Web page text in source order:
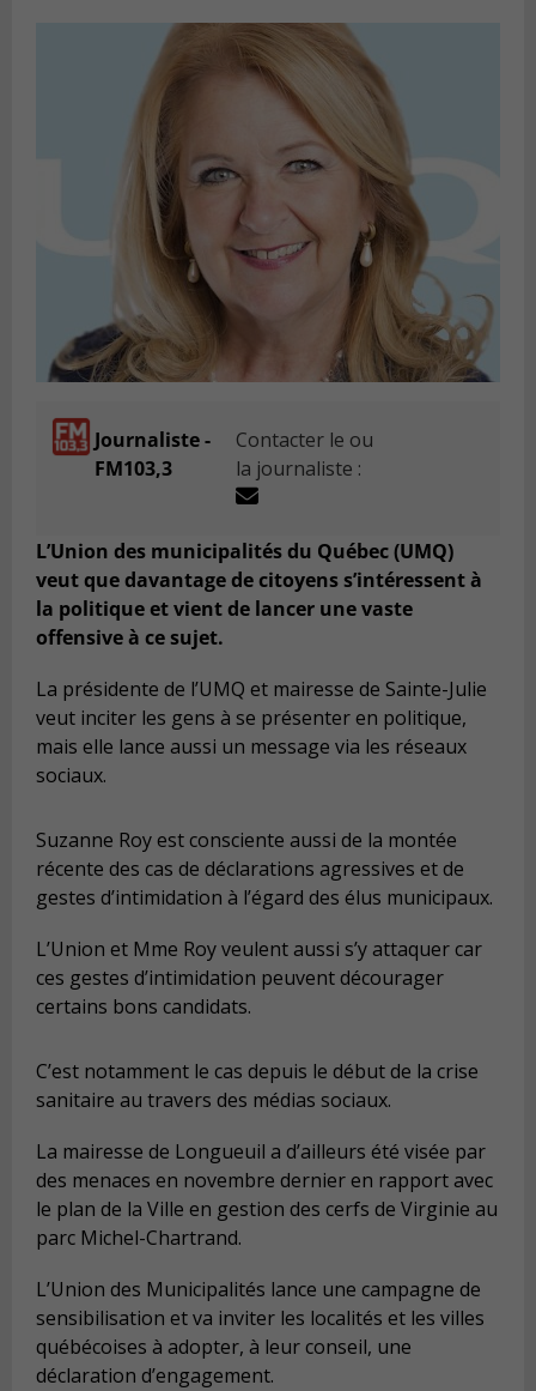
Journaliste -
FM103,3
Contacter le ou
la journaliste :
L’Union des municipalités du Québec (UMQ)
veut que davantage de citoyens s’intéressent à
la politique et vient de lancer une vaste
offensive à ce sujet.
La présidente de l’UMQ et mairesse de Sainte-Julie
veut inciter les gens à se présenter en politique,
mais elle lance aussi un message via les réseaux
sociaux.
Suzanne Roy est consciente aussi de la montée
récente des cas de déclarations agressives et de
gestes d’intimidation à l’égard des élus municipaux.
L’Union et Mme Roy veulent aussi s’y attaquer car
ces gestes d’intimidation peuvent décourager
certains bons candidats.
C’est notamment le cas depuis le début de la crise
sanitaire au travers des médias sociaux.
La mairesse de Longueuil a d’ailleurs été visée par
des menaces en novembre dernier en rapport avec
le plan de la Ville en gestion des cerfs de Virginie au
parc Michel-Chartrand.
L’Union des Municipalités lance une campagne de
sensibilisation et va inviter les localités et les villes
québécoises à adopter, à leur conseil, une
déclaration d’engagement.